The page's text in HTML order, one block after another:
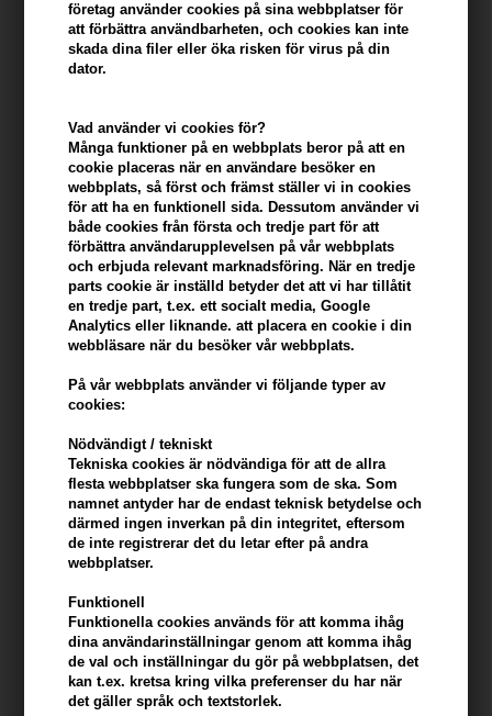
företag använder cookies på sina webbplatser för
att förbättra användbarheten, och cookies kan inte
skada dina filer eller öka risken för virus på din
dator.
Vad använder vi cookies för?
Många funktioner på en webbplats beror på att en
cookie placeras när en användare besöker en
webbplats, så först och främst ställer vi in ​​cookies
för att ha en funktionell sida. Dessutom använder vi
både cookies från första och tredje part för att
förbättra användarupplevelsen på vår webbplats
och erbjuda relevant marknadsföring. När en tredje
parts cookie är inställd betyder det att vi har tillåtit
en tredje part, t.ex. ett socialt media, Google
Analytics eller liknande. att placera en cookie i din
webbläsare när du besöker vår webbplats.
På vår webbplats använder vi följande typer av
cookies:
Nödvändigt / tekniskt
Tekniska cookies är nödvändiga för att de allra
flesta webbplatser ska fungera som de ska. Som
namnet antyder har de endast teknisk betydelse och
därmed ingen inverkan på din integritet, eftersom
de inte registrerar det du letar efter på andra
webbplatser.
Funktionell
Funktionella cookies används för att komma ihåg
dina användarinställningar genom att komma ihåg
de val och inställningar du gör på webbplatsen, det
kan t.ex. kretsa kring vilka preferenser du har när
det gäller språk och textstorlek.
+
I lager- Leveranstid: 2-3 arbetsdagar
Du tjänar 16 Bonuskronor på köp av denna artikel -
konto
KÖP FÖR YTTERLIGARE 499,00 SEK OCH FÅ FRI FRAKT 499 SEK
Beskrivning Recensioner Tillverkare
Lernberger Stafsing Blowout Styling Cream 150ml
En polerande och återfuktande stylingkräm som ger fyllighet,
definition och mjuk hållning med naturliga ingredienser.
Egenskaper
Den här stylingkrämen är designad för att ge håret naturlig rörelse
och glans, samtidigt som den definierar lockar och tämjer flykt. Den
är berikad med arganolja och svartkumminolja, som återfuktar,
mjukgör och skyddar håret från värme. Krämen minskar frizz och
lämnar håret mjukt och glänsande. Passar alla hårtyper som vill ha
extra fyllighet och definition.
Användning av produkten
- Applicera önskad mängd i vått eller torrt hår.
- Fördela produkten jämnt genom håret.